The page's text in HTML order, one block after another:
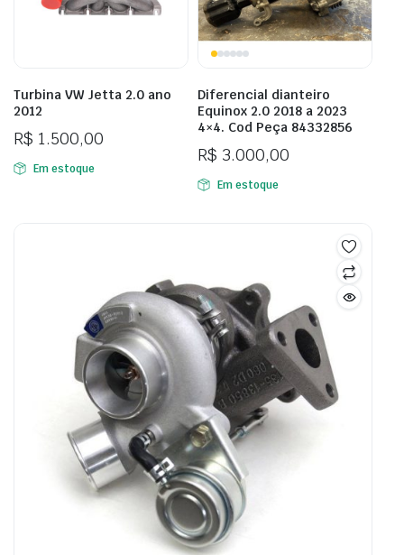
Turbina VW Jetta 2.0 ano
2012
R$ 1.500,00
Em estoque
Diferencial dianteiro
Equinox 2.0 2018 a 2023
4×4. Cod Peça 84332856
R$ 3.000,00
Em estoque